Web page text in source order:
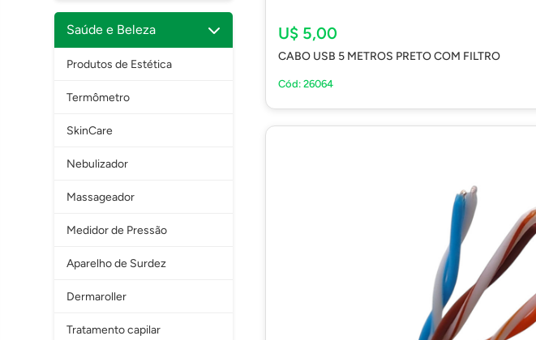
Saúde e Beleza
Produtos de Estética
Termômetro
SkinCare
Nebulizador
Massageador
Medidor de Pressão
Aparelho de Surdez
Dermaroller
Tratamento capilar
U$ 5,00
CABO USB 5 METROS PRETO COM FILTRO
Cód: 26064